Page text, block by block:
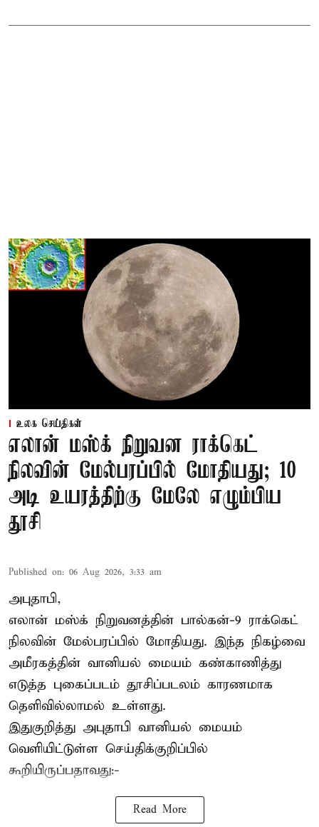
உலக செய்திகள்
எலான் மஸ்க் நிறுவன ராக்கெட்
நிலவின் மேல்பரப்பில் மோதியது; 10
அடி உயரத்திற்கு மேலே எழும்பிய
தூசி
Published on: 06 Aug 2026, 3:33 am
அபுதாபி,
எலான் மஸ்க் நிறுவனத்தின் பால்கன்-9 ராக்கெட்
நிலவின் மேல்பரப்பில் மோதியது. இந்த நிகழ்வை
அமீரகத்தின் வானியல் மையம் கண்காணித்து
எடுத்த புகைப்படம் தூசிப்படலம் காரணமாக
தெளிவில்லாமல் உள்ளது.
இதுகுறித்து அபுதாபி வானியல் மையம்
வெளியிட்டுள்ள செய்திக்குறிப்பில்
கூறியிருப்பதாவது:-
Read More